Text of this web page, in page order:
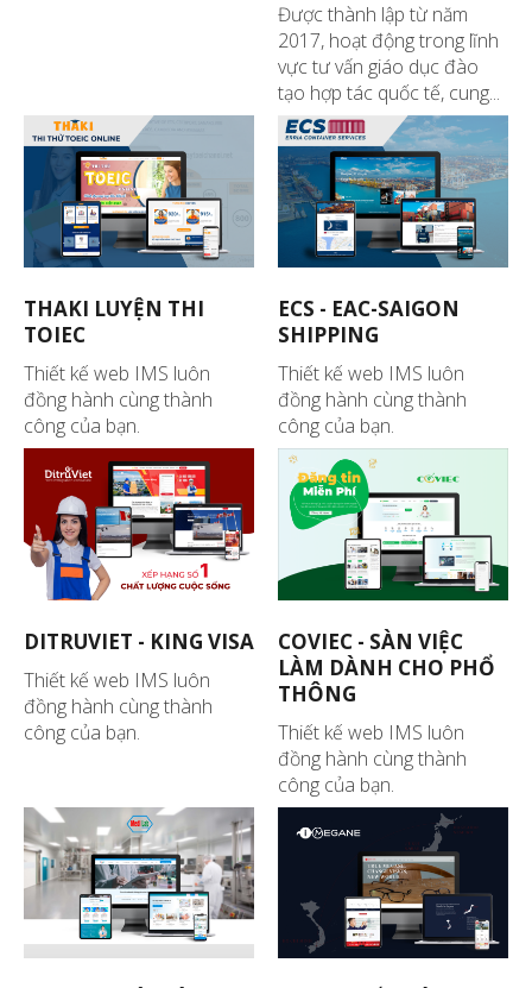
Được thành lập từ năm
2017, hoạt động trong lĩnh
vực tư vấn giáo dục đào
tạo hợp tác quốc tế, cung...
THAKI LUYỆN THI
TOIEC
Thiết kế web IMS luôn
đồng hành cùng thành
công của bạn.
ECS - EAC-SAIGON
SHIPPING
Thiết kế web IMS luôn
đồng hành cùng thành
công của bạn.
DITRUVIET - KING VISA
Thiết kế web IMS luôn
đồng hành cùng thành
công của bạn.
COVIEC - SÀN VIỆC
LÀM DÀNH CHO PHỔ
THÔNG
Thiết kế web IMS luôn
đồng hành cùng thành
công của bạn.